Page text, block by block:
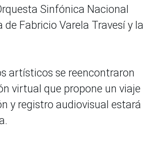
Sinfónica Nacional
Fabricio Varela Travesí y la
artísticos se reencontraron
virtual que propone un viaje
y registro audiovisual estará